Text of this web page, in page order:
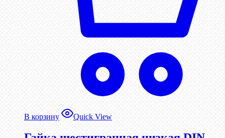
В корзину Quick View